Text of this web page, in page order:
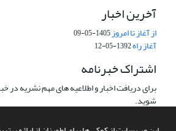
آخرین اخبار
از آغاز تا امروز1405-05-09
آغاز راه1392-05-12
اشتراک خبرنامه
برای دریافت اخبار و اطلاعیه های مهم نشریه در
شوید.